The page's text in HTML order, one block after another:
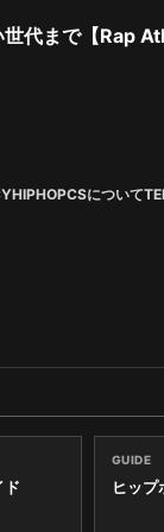
代まで【Rap
HIPHOPCSについて
ド
GUIDE
ヒップ